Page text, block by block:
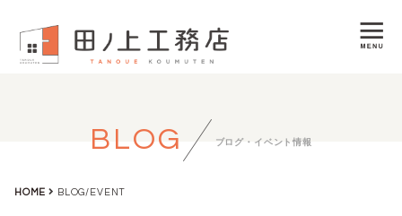
BLOG ブログ・イベント情報
HOME BLOG/EVENT